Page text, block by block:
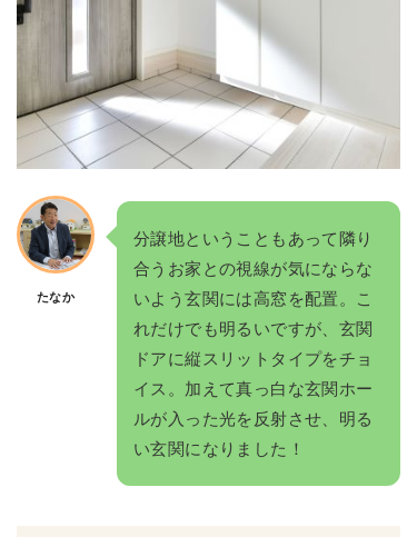
たなか
分譲地ということもあって隣り
合うお家との視線が気にならな
いよう玄関には高窓を配置。こ
れだけでも明るいですが、玄関
ドアに縦スリットタイプをチョ
イス。加えて真っ白な玄関ホー
ルが入った光を反射させ、明る
い玄関になりました！